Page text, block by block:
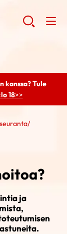
Tule
18>>
/
ja